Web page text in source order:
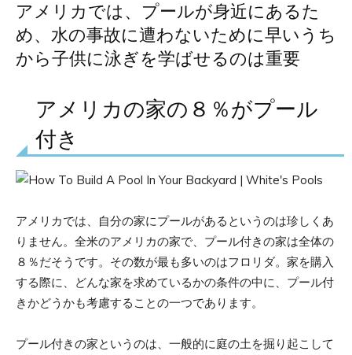
アメリカでは、プールが身近にあるた
め、水の事故に遭わないために早いうち
から子供に泳ぎを学ばせるのは重要
アメリカの家の８％がプール
付き
アメリカでは、自分の家にプールがあるというのは珍しくあ
りません。全米のアメリカの家で、プール付きの家は全体の
８％だそうです。その数が最も多いのはフロリダ。家を購入
する際に、どんな家を求めているかの条件の中に、プール付
きかどうかも考慮することの一つであります。
プール付きの家というのは、一般的に庭の土を掘り起こして